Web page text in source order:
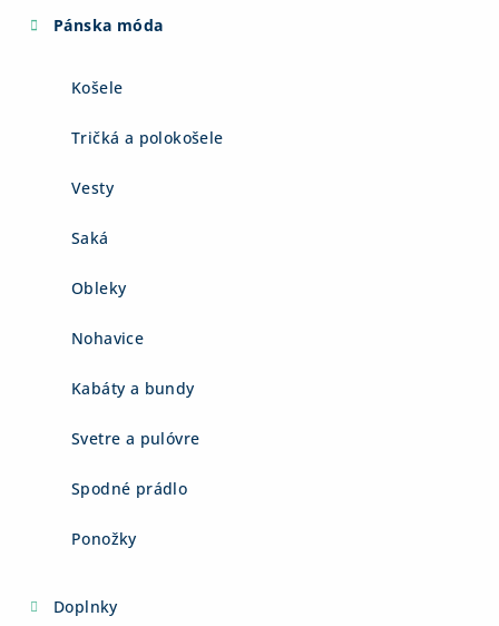
Pánska móda
Košele
Tričká a polokošele
Vesty
Saká
Obleky
Nohavice
Kabáty a bundy
Svetre a pulóvre
Spodné prádlo
Ponožky
Doplnky